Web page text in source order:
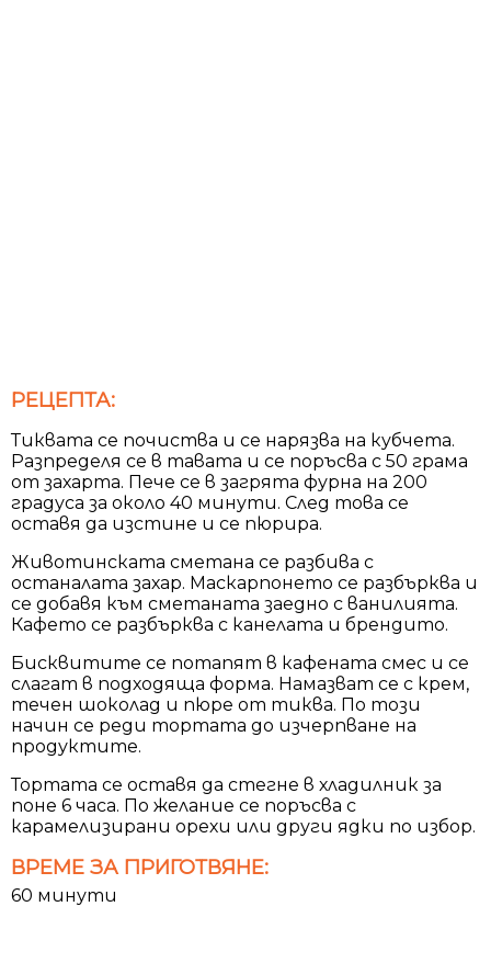
РЕЦЕПТА:
Тиквата се почиства и се нарязва на кубчета.
Разпределя се в тавата и се поръсва с 50 грама
от захарта. Пече се в загрята фурна на 200
градуса за около 40 минути. След това се
оставя да изстине и се пюрира.
Животинската сметана се разбива с
останалата захар. Маскарпонето се разбърква и
се добавя към сметаната заедно с ванилията.
Кафето се разбърква с канелата и брендито.
Бисквитите се потапят в кафената смес и се
слагат в подходяща форма. Намазват се с крем,
течен шоколад и пюре от тиква. По този
начин се реди тортата до изчерпване на
продуктите.
Тортата се оставя да стегне в хладилник за
поне 6 часа. По желание се поръсва с
карамелизирани орехи или други ядки по избор.
ВРЕМЕ ЗА ПРИГОТВЯНЕ:
60 минути